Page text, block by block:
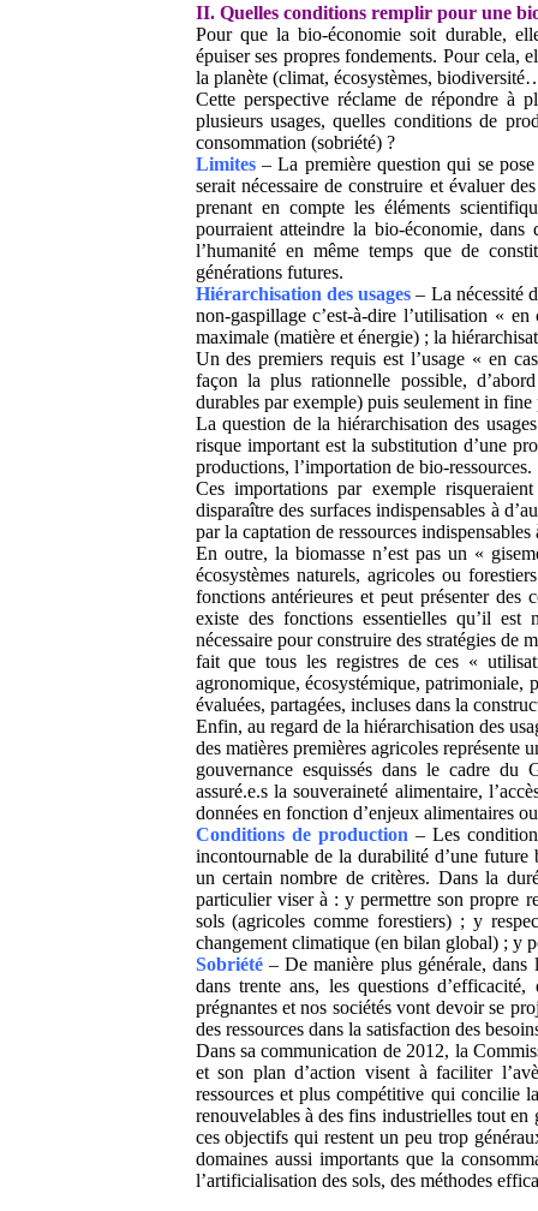
II. Quelles conditions remplir pour une
Pour que la bio-économie soit durable,
épuiser ses propres fondements. Pour cela,
la planète (climat, écosystèmes,
Cette perspective réclame de répondre à
plusieurs usages, quelles conditions de
consommation (sobriété) ?
Limites– La première question qui se
serait nécessaire de construire et évaluer
prenant en compte les éléments
pourraient atteindre la bio-économie, dans
l’humanité en même temps que de
générations futures.
Hiérarchisation des usages– La nécessité
non-gaspillage c’est-à-dire l’utilisation «
maximale (matière et énergie) ; la
Un des premiers requis est l’usage « en
façon la plus rationnelle possible,
durables par exemple) puis seulement in fine
La question de la hiérarchisation des
risque important est la substitution d’une
productions, l’importation de bio-ressources.
Ces importations par exemple
disparaître des surfaces indispensables à
par la captation de ressources
En outre, la biomasse n’est pas un «
écosystèmes naturels, agricoles ou
fonctions antérieures et peut présenter des
existe des fonctions essentielles qu’il est
nécessaire pour construire des stratégies de
fait que tous les registres de ces «
agronomique, écosystémique, patrimoniale,
évaluées, partagées, incluses dans la
Enfin, au regard de la hiérarchisation des
des matières premières agricoles représente
gouvernance esquissés dans le cadre
assuré.e.s la souveraineté alimentaire,
données en fonction d’enjeux alimentaires
Conditions de production – Les
incontournable de la durabilité d’une
un certain nombre de critères. Dans la
particulier viser à : y permettre son propre
sols (agricoles comme forestiers) ; y
changement climatique (en bilan global) ; y
Sobriété – De manière plus générale,
dans trente ans, les questions
prégnantes et nos sociétés vont devoir se
des ressources dans la satisfaction des
Dans sa communication de 2012, la
et son plan d’action visent à faciliter
ressources et plus compétitive qui concilie
renouvelables à des fins industrielles tout
ces objectifs qui restent un peu trop
domaines aussi importants que la
l’artificialisation des sols, des méthodes